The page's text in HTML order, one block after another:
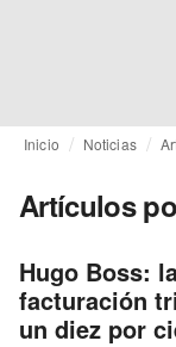
Inicio Noticias
Artículos
Hugo Boss:
facturación
un diez por